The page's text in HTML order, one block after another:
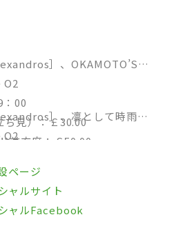
］、OKAMOTO’S
00
見）：￡30.00
前方席：￡50.00
タンド後方（立ち見）：￡2
］、凛として時雨
O2
見）：￡30.00
方席：￡50.00
方席：￡30.00
ページ
ャルサイト
ャルFacebook